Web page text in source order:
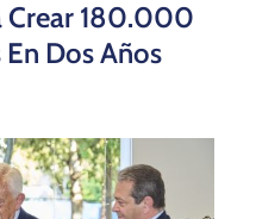
Crear 180.000
Dos Años